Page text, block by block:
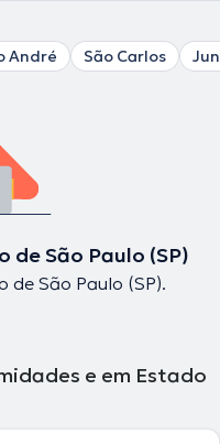
André São Carlos
de São Paulo (SP)
de São Paulo (SP).
e em Estado